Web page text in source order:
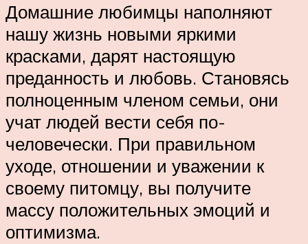
Домашние любимцы наполняют
нашу жизнь новыми яркими
красками, дарят настоящую
преданность и любовь. Становясь
полноценным членом семьи, они
учат людей вести себя по-
человечески. При правильном
уходе, отношении и уважении к
своему питомцу, вы получите
массу положительных эмоций и
оптимизма.